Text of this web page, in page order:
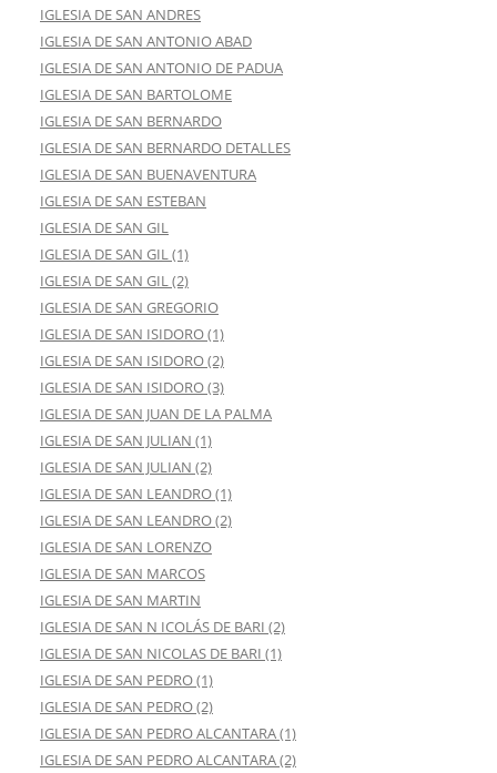
IGLESIA DE SAN ANDRES
IGLESIA DE SAN ANTONIO ABAD
IGLESIA DE SAN ANTONIO DE PADUA
IGLESIA DE SAN BARTOLOME
IGLESIA DE SAN BERNARDO
IGLESIA DE SAN BERNARDO DETALLES
IGLESIA DE SAN BUENAVENTURA
IGLESIA DE SAN ESTEBAN
IGLESIA DE SAN GIL
IGLESIA DE SAN GIL (1)
IGLESIA DE SAN GIL (2)
IGLESIA DE SAN GREGORIO
IGLESIA DE SAN ISIDORO (1)
IGLESIA DE SAN ISIDORO (2)
IGLESIA DE SAN ISIDORO (3)
IGLESIA DE SAN JUAN DE LA PALMA
IGLESIA DE SAN JULIAN (1)
IGLESIA DE SAN JULIAN (2)
IGLESIA DE SAN LEANDRO (1)
IGLESIA DE SAN LEANDRO (2)
IGLESIA DE SAN LORENZO
IGLESIA DE SAN MARCOS
IGLESIA DE SAN MARTIN
IGLESIA DE SAN N ICOLÁS DE BARI (2)
IGLESIA DE SAN NICOLAS DE BARI (1)
IGLESIA DE SAN PEDRO (1)
IGLESIA DE SAN PEDRO (2)
IGLESIA DE SAN PEDRO ALCANTARA (1)
IGLESIA DE SAN PEDRO ALCANTARA (2)